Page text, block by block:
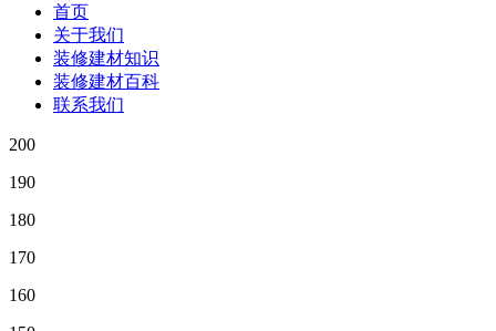
首页
关于我们
装修建材知识
装修建材百科
联系我们
200
190
180
170
160